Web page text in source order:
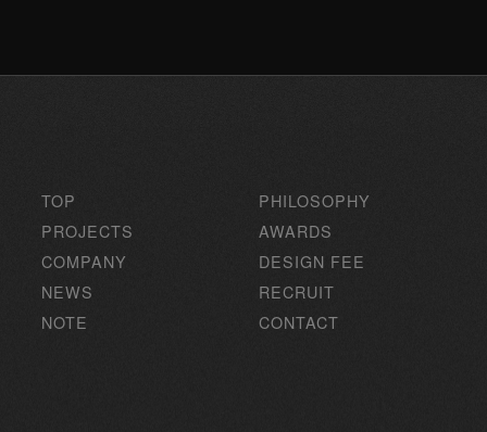
TOP
PHILOSOPHY
PROJECTS
AWARDS
COMPANY
DESIGN FEE
NEWS
RECRUIT
NOTE
CONTACT